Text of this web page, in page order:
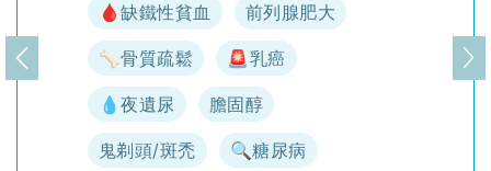
🩸缺鐵性貧血 前列腺肥大
🦴骨質疏鬆 🚨乳癌
💧夜遺尿 膽固醇
鬼剃頭/斑禿 🔍糖尿病
上一頁 下